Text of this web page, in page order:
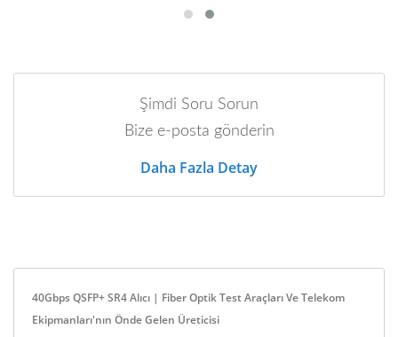
Şimdi Soru Sorun
Bize e-posta gönderin
Daha Fazla Detay
40Gbps QSFP+ SR4 Alıcı | Fiber Optik Test Araçları Ve Telekom
Ekipmanları'nın Önde Gelen Üreticisi